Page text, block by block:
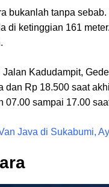
bukanlah tanpa
di ketinggian 161
Kadudampit,
dan Rp 18.500 saat
07.00 sampai 17.00
Java di Sukabumi,